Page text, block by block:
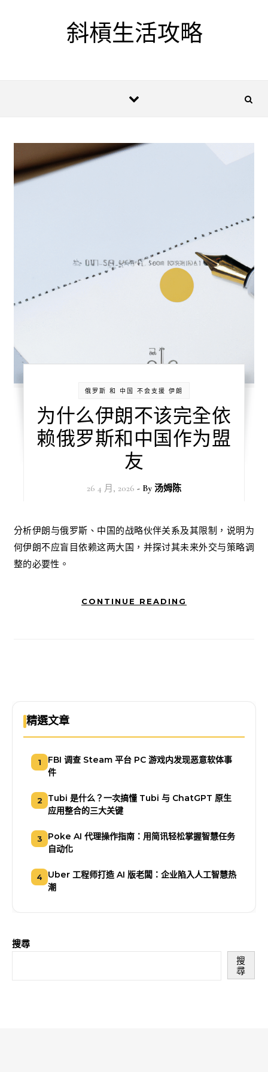
斜槓生活攻略
俄罗斯 和 中国 不会支援 伊朗
为什么伊朗不该完全依
赖俄罗斯和中国作为盟
友
26 4 月, 2026 - By 汤姆陈
分析伊朗与俄罗斯、中国的战略伙伴关系及其限制，说明为
何伊朗不应盲目依赖这两大国，并探讨其未来外交与策略调
整的必要性。
CONTINUE READING
精選文章
1
FBI 调查 Steam 平台 PC 游戏内发现恶意软体事
件
2
Tubi 是什么？一次搞懂 Tubi 与 ChatGPT 原生
应用整合的三大关键
3
Poke AI 代理操作指南：用简讯轻松掌握智慧任务
自动化
4
Uber 工程师打造 AI 版老闆：企业陷入人工智慧热
潮
搜尋
搜
尋